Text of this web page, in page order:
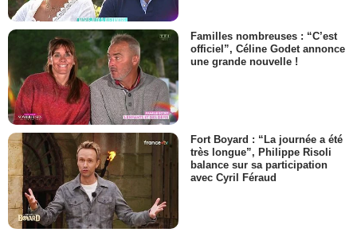
Familles nombreuses : “C’est
officiel”, Céline Godet annonce
une grande nouvelle !
Fort Boyard : “La journée a été
très longue”, Philippe Risoli
balance sur sa participation
avec Cyril Féraud